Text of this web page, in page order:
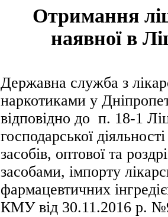
Отримання
наявної в
Державна служба з
наркотиками у
відповідно до п. 18-1
господарської
засобів, оптової та
засобами, імпорту
фармацевтичних
КМУ від 30.11.2016 р.